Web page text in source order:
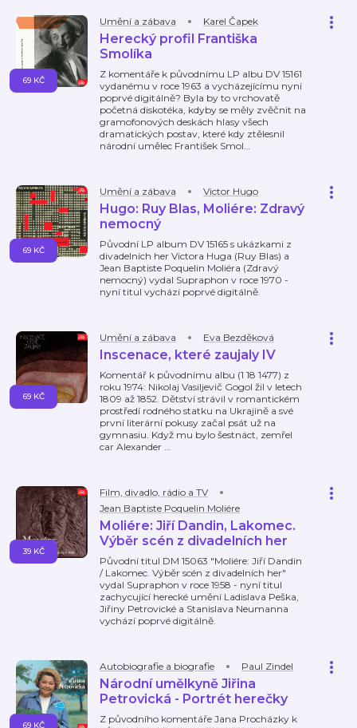
Umění a zábava Karel Čapek
Herecký profil Františka
Smolíka
Z komentáře k původnímu LP albu DV 15161
vydanému v roce 1963 a vycházejícímu nyní
poprvé digitálně? Byla by to vrchovatě
početná diskotéka, kdyby se měly zvěčnit na
gramofonových deskách hlasy všech
dramatických postav, které kdy ztělesnil
národní umělec František Smol…
69 KČ
Umění a zábava Victor Hugo
Hugo: Ruy Blas, Moliére: Zdravý
nemocný
Původní LP album DV 15165 s ukázkami z
divadelních her Victora Huga (Ruy Blas) a
Jean Baptiste Poquelin Moliéra (Zdravý
nemocný) vydal Supraphon v roce 1970 -
nyní titul vychází poprvé digitálně.
69 KČ
Umění a zábava Eva Bezděková
Inscenace, které zaujaly IV
Komentář k původnímu albu (1 18 1477) z
roku 1974: Nikolaj Vasiljevič Gogol žil v letech
1809 až 1852. Dětství strávil v romantickém
prostředí rodného statku na Ukrajině a své
první literární pokusy začal psát už na
gymnasiu. Když mu bylo šestnáct, zemřel
car Alexander …
69 KČ
Film, divadlo, rádio a TV
Jean Baptiste Poquelin Moliére
Moliére: Jiří Dandin, Lakomec.
Výběr scén z divadelních her
Původní titul DM 15063 "Moliére: Jiří Dandin
/ Lakomec. Výběr scén z divadelních her"
vydal Supraphon v roce 1958 - nyní titul
zachycující herecké umění Ladislava Peška,
Jiřiny Petrovické a Stanislava Neumanna
vychází poprvé digitálně.
39 KČ
Autobiografie a biografie Paul Zindel
Národní umělkyně Jiřina
Petrovická - Portrét herečky
Z původního komentáře Jana Procházky k
69 KČ